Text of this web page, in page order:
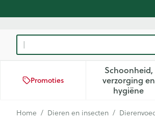
Product, merk, categorie...
Promoties
Schoonheid,
verzorging en
hygiëne
Toon
Home / Dieren en insecten /